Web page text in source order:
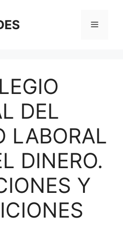
Menú
DEL
LABORAL
DINERO.
Y